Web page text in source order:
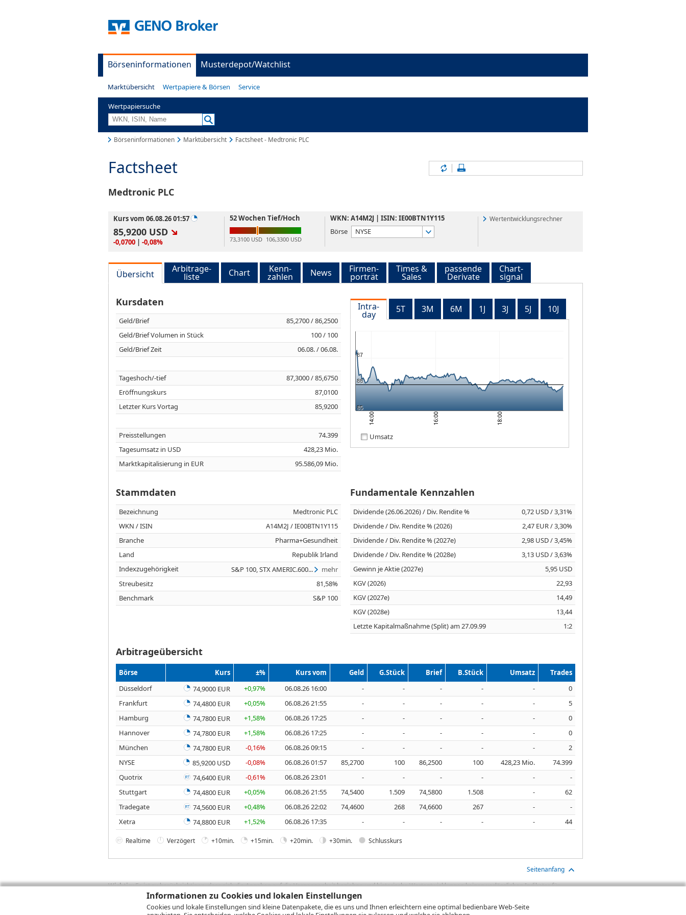
Informationen zu Cookies und lokalen Einstellungen
Cookies und lokale Einstellungen sind kleine Datenpakete, die es uns und Ihnen erleichtern eine optimal bedienbare Web-Seite
Börseninformationen Musterdepot/Watchlist
Marktübersicht Wertpapiere & Börsen Service
Wertpapiersuche
Börseninformationen Marktübersicht Factsheet - Medtronic PLC
Factsheet
Medtronic PLC
Inhalte aktualisieren
Kurs vom 06.08.26 01:57
85,9200 USD
-0,0700 | -0,08%
52 Wochen Tief/Hoch
73,3100 USD 106,3300 USD
WKN: A14M2J | ISIN: IE00BTN1Y115
Börse
NYSE
Wertentwicklungsrechner
Übersicht Arbitrage-
liste Chart Kenn-
zahlen News Firmen-
porträt
Times &
Sales
passende
Derivate
Chart-
signal
Kursdaten
Geld/Brief
85,2700 / 86,2500
Geld/Brief Volumen in Stück
100 / 100
Geld/Brief Zeit
06.08. / 06.08.
Tageshoch/-tief
87,3000 / 85,6750
Eröffnungskurs
87,0100
Letzter Kurs Vortag
85,9200
Preisstellungen
74.399
Tagesumsatz in USD
428,23 Mio.
Marktkapitalisierung in EUR
95.586,09 Mio.
Intra-
day 5T 3M 6M 1J 3J 5J 10J
14:00 16:00 18:00
86
87
85
Umsatz
Stammdaten
Bezeichnung
Medtronic PLC
WKN / ISIN
A14M2J / IE00BTN1Y115
Branche
Pharma+Gesundheit
Land
Republik Irland
Indexzugehörigkeit
S&P 100, STX AMERIC.600...
mehr
Streubesitz
81,58%
Benchmark
S&P 100
Fundamentale Kennzahlen
Dividende (26.06.2026) / Div. Rendite %
0,72 USD / 3,31%
Dividende / Div. Rendite % (2026)
2,47 EUR / 3,30%
Dividende / Div. Rendite % (2027e)
2,98 USD / 3,45%
Dividende / Div. Rendite % (2028e)
3,13 USD / 3,63%
Gewinn je Aktie (2027e)
5,95 USD
KGV (2026)
22,93
KGV (2027e)
14,49
KGV (2028e)
13,44
Letzte Kapitalmaßnahme (Split) am 27.09.99
1:2
Arbitrageübersicht
Börse Kurs ±% Kurs vom Geld G.Stück Brief B.Stück Umsatz
Trades
Düsseldorf
74,9000 EUR +0,97% 06.08.26 16:00 - - - - -
0
Frankfurt
74,4800 EUR +0,05% 06.08.26 21:55 - - - - -
5
Hamburg
74,7800 EUR +1,58% 06.08.26 17:25 - - - - -
0
Hannover
74,7800 EUR +1,58% 06.08.26 17:25 - - - - -
0
München
74,7800 EUR -0,16% 06.08.26 09:15 - - - - -
2
NYSE
85,9200 USD -0,08% 06.08.26 01:57 85,2700 100 86,2500 100 428,23 Mio.
74.399
Quotrix
74,6400 EUR -0,61% 06.08.26 23:01 - - - - -
-
Stuttgart
74,4800 EUR +0,05% 06.08.26 21:55 74,5400 1.509 74,5800 1.508 -
62
Tradegate
74,5600 EUR +0,48% 06.08.26 22:02 74,4600 268 74,6600 267 -
-
Xetra
74,8800 EUR +1,52% 06.08.26 17:35 - - - - - 44
Realtime Verzögert +10min. +15min. +20min. +30min. Schlusskurs
Seitenanfang
Wichtig:Es ist zu berücksichtigen, dass sich die Angaben auf die Vergangenheit beziehen und historische Wertentwicklungen keinen verlässlichen Indikator für
zukünftige Ergebnisse darstellen. Bei Performanceangaben handelt es sich stets um Bruttowertangaben. Bei Bruttowertangaben sind Transaktionskosten (wie z.B.
Provisionen, Gebühren und andere Entgelte), die beim Erwerb von Wertpapieren in der Regel anfallen, nicht berücksichtigt. Oftmals kommen auch noch
Depotgebühren hinzu. Mit dem Wertentwicklungsrechner können Sie auf den einzelnen Wertpapierseiten Ihre individuell bereinigte Wertentwicklung bzw.